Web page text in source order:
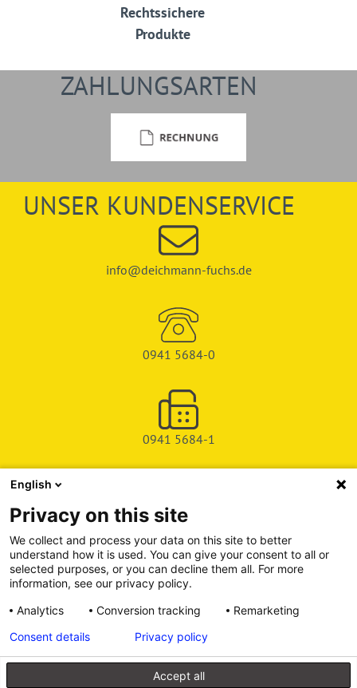
Rechtssichere
Produkte
ZAHLUNGSARTEN
UNSER KUNDENSERVICE
info@deichmann-fuchs.de
0941 5684-0
0941 5684-1
SHOP
SERVICE & SUPPORT
DEICHMAN-FUCHS VERLAG
Alle Preise inkl. gesetzl. Mehrwertsteuer zzgl. Versandkosten, wenn
nicht anders angegeben.
© 2026 Walhalla u. Praetoria Verlag GmbH & Co. KG
English
Privacy on this site
We collect and process your data on this site to better
understand how it is used. You can give your consent to all or
selected purposes, or you can decline them all. For more
information, see our privacy policy.
Analytics
Conversion tracking Remarketing
Accept all
Consent details Privacy policy